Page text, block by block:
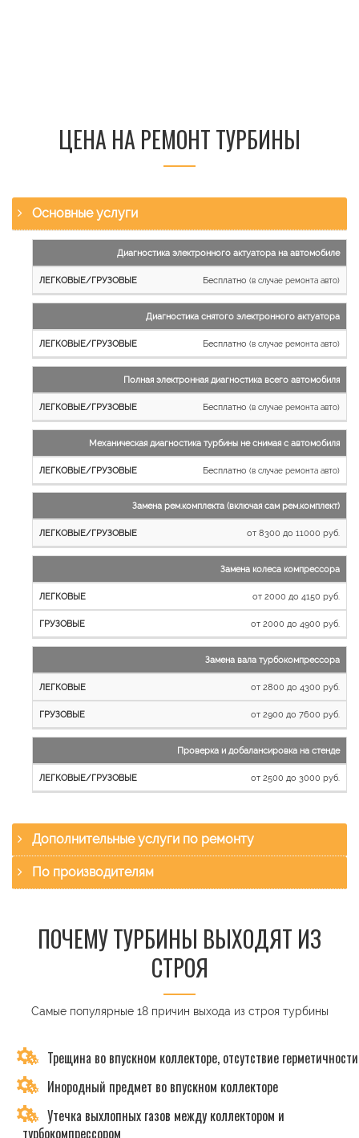
ЦЕНА НА РЕМОНТ ТУРБИНЫ
Основные услуги
работы
Легковые
и
Грузовые
автомобили
Диагностика электронного актуатора на автомобиле
Бесплатно (в случае ремонта авто)
Диагностика снятого электронного актуатора
Бесплатно (в случае ремонта авто)
Полная электронная диагностика всего автомобиля
Бесплатно (в случае ремонта авто)
Механическая диагностика турбины не снимая с автомобиля
Бесплатно (в случае ремонта авто)
Замена рем.комплекта (включая сам рем.комплект)
от 8300 до 11000 руб.
Замена колеса компрессора
от 2000 до 4150 руб.
от 2000 до 4900 руб.
Замена вала турбокомпрессора
от 2800 до 4300 руб.
от 2900 до 7600 руб.
Проверка и добалансировка на стенде
от 2500 до 3000 руб.
Дополнительные услуги по ремонту
По производителям
ПОЧЕМУ ТУРБИНЫ ВЫХОДЯТ ИЗ
СТРОЯ
Самые популярные 18 причин выхода из строя турбины
Трещина во впускном коллекторе, отсутствие герметичности
Инородный предмет во впускном коллекторе
Утечка выхлопных газов между коллектором и
турбокомпрессором